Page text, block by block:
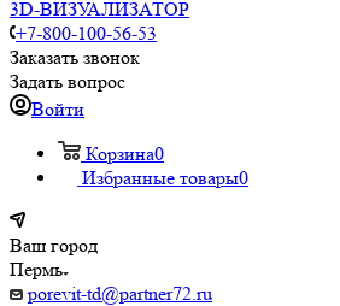
3D-ВИЗУАЛИЗАТОР
+7-800-100-56-53
Заказать звонок
Задать вопрос
Войти
Корзина0
Избранные товары0
Ваш город
Пермь
porevit-td@partner72.ru